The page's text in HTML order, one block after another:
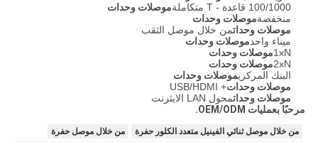
100/1000 قاعدة - T متكاملة
موصلات وحدات
منخفضةموصلات وحدات
موصلات وحداتمن خلال موصل الثقب
ميناء واحدموصلات وحدات
1xNموصلات وحدات
2xNموصلات وحدات
البنك المركزيموصلات وحدات
موصلات وحدات+ USB/HDMI
موصلات وحداتمحول LAN الايثرنت
مرحبًا بعمليات OEM/ODM.
من خلال موصل ثنائي الفينيل متعدد الكلور حفرة
من خلال موصل حفرة